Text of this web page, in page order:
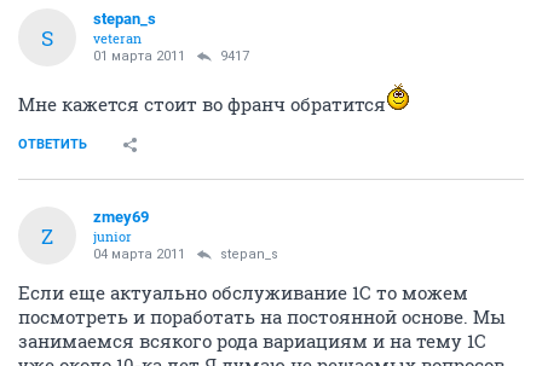
S
stepan_s
veteran
01 марта 2011 9417
Мне кажется стоит во франч обратится
ОТВЕТИТЬ
Z
zmey69
junior
04 марта 2011 stepan_s
Если еще актуально обслуживание 1С то можем
посмотреть и поработать на постоянной основе. Мы
занимаемся всякого рода вариациям и на тему 1С